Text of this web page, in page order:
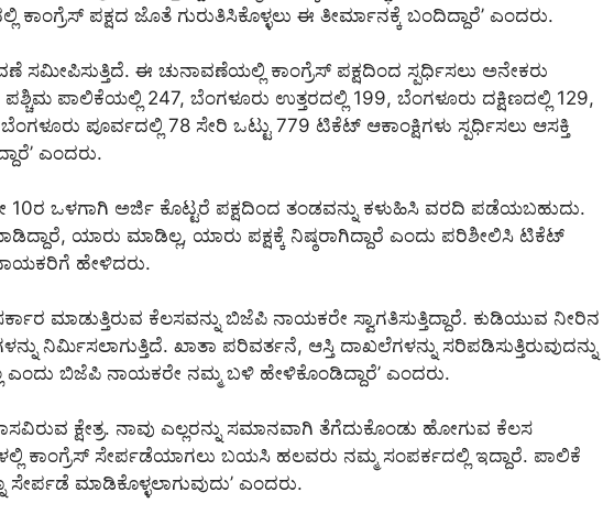
ಕಾಂಗ್ರೆಸ್ ಪಕ್ಷದ ಜೊತೆ ಗುರುತಿಸಿಕೊಳ್ಳಲು ಈ ತೀರ್ಮಾನಕ್ಕೆ ಬಂದಿದ್ದಾರೆ’ ಎಂದರು.
ಸಮೀಪಿಸುತ್ತಿದೆ. ಈ ಚುನಾವಣೆಯಲ್ಲಿ ಕಾಂಗ್ರೆಸ್ ಪಕ್ಷದಿಂದ ಸ್ಪರ್ಧಿಸಲು ಅನೇಕರು
ಪಶ್ಚಿಮ ಪಾಲಿಕೆಯಲ್ಲಿ 247, ಬೆಂಗಳೂರು ಉತ್ತರದಲ್ಲಿ 199, ಬೆಂಗಳೂರು ದಕ್ಷಿಣದಲ್ಲಿ 129,
ಪೂರ್ವದಲ್ಲಿ 78 ಸೇರಿ ಒಟ್ಟು 779 ಟಿಕೆಟ್ ಆಕಾಂಕ್ಷಿಗಳು ಸ್ಪರ್ಧಿಸಲು ಆಸಕ್ತಿ
ಎಂದರು.
10ರ ಒಳಗಾಗಿ ಅರ್ಜಿ ಕೊಟ್ಟರೆ ಪಕ್ಷದಿಂದ ತಂಡವನ್ನು ಕಳುಹಿಸಿ ವರದಿ ಪಡೆಯಬಹುದು.
ಯಾರು ಮಾಡಿಲ್ಲ, ಯಾರು ಪಕ್ಷಕ್ಕೆ ನಿಷ್ಠರಾಗಿದ್ದಾರೆ ಎಂದು ಪರಿಶೀಲಿಸಿ ಟಿಕೆಟ್‌
ಹೇಳಿದರು.
ಮಾಡುತ್ತಿರುವ ಕೆಲಸವನ್ನು ಬಿಜೆಪಿ ನಾಯಕರೇ ಸ್ವಾಗತಿಸುತ್ತಿದ್ದಾರೆ. ಕುಡಿಯುವ ನೀರಿನ
ನಿರ್ಮಿಸಲಾಗುತ್ತಿದೆ. ಖಾತಾ ಪರಿವರ್ತನೆ, ಆಸ್ತಿ ದಾಖಲೆಗಳನ್ನು ಸರಿಪಡಿಸುತ್ತಿರುವುದನ್ನು
ಬಿಜೆಪಿ ನಾಯಕರೇ ನಮ್ಮ ಬಳಿ ಹೇಳಿಕೊಂಡಿದ್ದಾರೆ’ ಎಂದರು.
ಕ್ಷೇತ್ರ. ನಾವು ಎಲ್ಲರನ್ನು ಸಮಾನವಾಗಿ ತೆಗೆದುಕೊಂಡು ಹೋಗುವ ಕೆಲಸ
ಕಾಂಗ್ರೆಸ್ ಸೇರ್ಪಡೆಯಾಗಲು ಬಯಸಿ ಹಲವರು ನಮ್ಮ ಸಂಪರ್ಕದಲ್ಲಿ ಇದ್ದಾರೆ. ಪಾಲಿಕೆ
ಮಾಡಿಕೊಳ್ಳಲಾಗುವುದು’ ಎಂದರು.